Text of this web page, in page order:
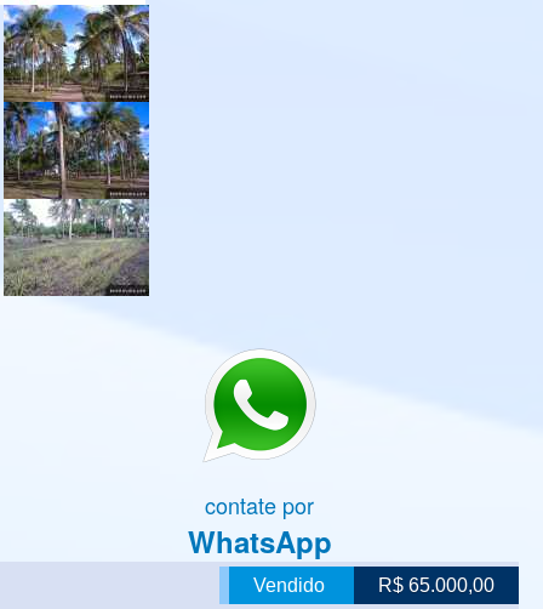
contate por
WhatsApp
Vendido R$ 65.000,00